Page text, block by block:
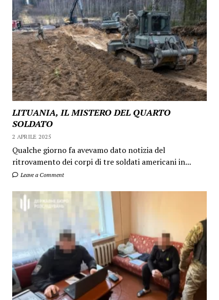
LITUANIA, IL MISTERO DEL QUARTO
SOLDATO
2 APRILE 2025
Qualche giorno fa avevamo dato notizia del
ritrovamento dei corpi di tre soldati americani in...
Leave a Comment